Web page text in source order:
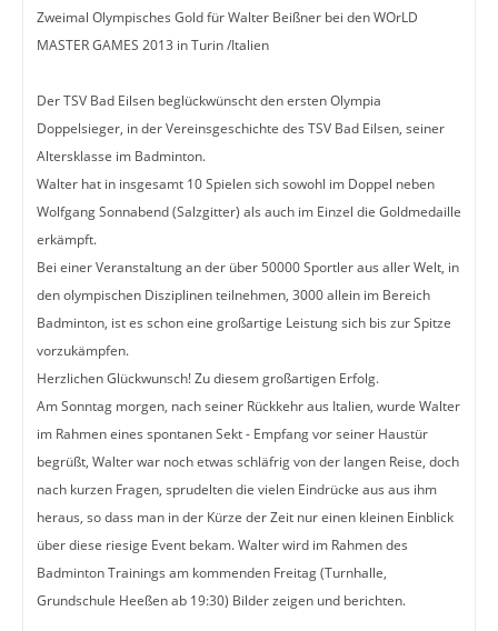
Zweimal Olympisches Gold für Walter Beißner bei den WOrLD
MASTER GAMES 2013 in Turin /Italien
Der TSV Bad Eilsen beglückwünscht den ersten Olympia
Doppelsieger, in der Vereinsgeschichte des TSV Bad Eilsen, seiner
Altersklasse im Badminton.
Walter hat in insgesamt 10 Spielen sich sowohl im Doppel neben
Wolfgang Sonnabend (Salzgitter) als auch im Einzel die Goldmedaille
erkämpft.
Bei einer Veranstaltung an der über 50000 Sportler aus aller Welt, in
den olympischen Disziplinen teilnehmen, 3000 allein im Bereich
Badminton, ist es schon eine großartige Leistung sich bis zur Spitze
vorzukämpfen.
Herzlichen Glückwunsch! Zu diesem großartigen Erfolg.
Am Sonntag morgen, nach seiner Rückkehr aus Italien, wurde Walter
im Rahmen eines spontanen Sekt - Empfang vor seiner Haustür
begrüßt, Walter war noch etwas schläfrig von der langen Reise, doch
nach kurzen Fragen, sprudelten die vielen Eindrücke aus aus ihm
heraus, so dass man in der Kürze der Zeit nur einen kleinen Einblick
über diese riesige Event bekam. Walter wird im Rahmen des
Badminton Trainings am kommenden Freitag (Turnhalle,
Grundschule Heeßen ab 19:30) Bilder zeigen und berichten.